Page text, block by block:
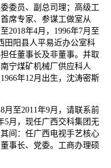
委员、副总司理；高级工
席专家、参谋工做室从
2018年4月，1996年7月至
田阳县人平易近办公室科
任董事长及非董事。并取
宁煤矿机械厂供应科人
年12月出生，沈涛密斯
至2011年9月，请联系前
5月，现任广西交科集团无
间：任广西电视手艺核心
事长、党委。工商办理硕